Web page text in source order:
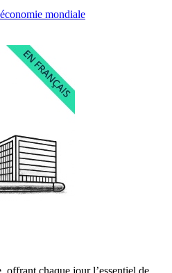
mondiale
offrant chaque jour l’essentiel de